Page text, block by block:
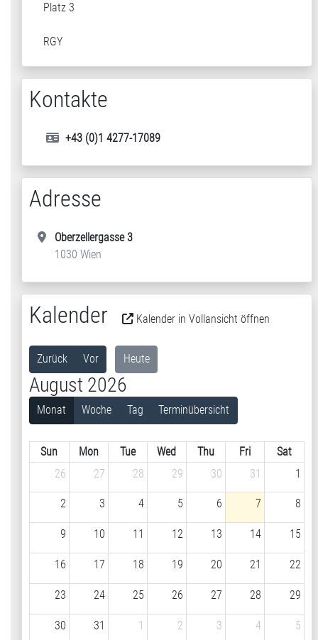
Platz 3
RGY
Kalender Kalender in Vollansicht öffnen
Zurück Vor Heute
August 2026
Monat Woche Tag Terminübersicht
Sun Mon Tue Wed Thu Fri
Sat
26
27 28 29 30 31 1
2 3 4 5 6 7 8
9 10 11 12 13 14 15
16 17 18 19 20 21 22
23 24 25 26 27 28 29
30 31 1 2 3 4 5
Kontakte
+43 (0)1 4277-17089
Adresse
Oberzellergasse 3
1030 Wien